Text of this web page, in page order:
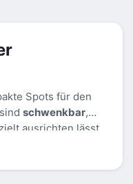
Spots für den
schwenkbar,
ausrichten lässt,
eine